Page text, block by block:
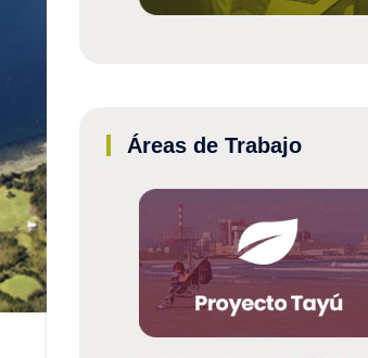
Áreas de Trabajo